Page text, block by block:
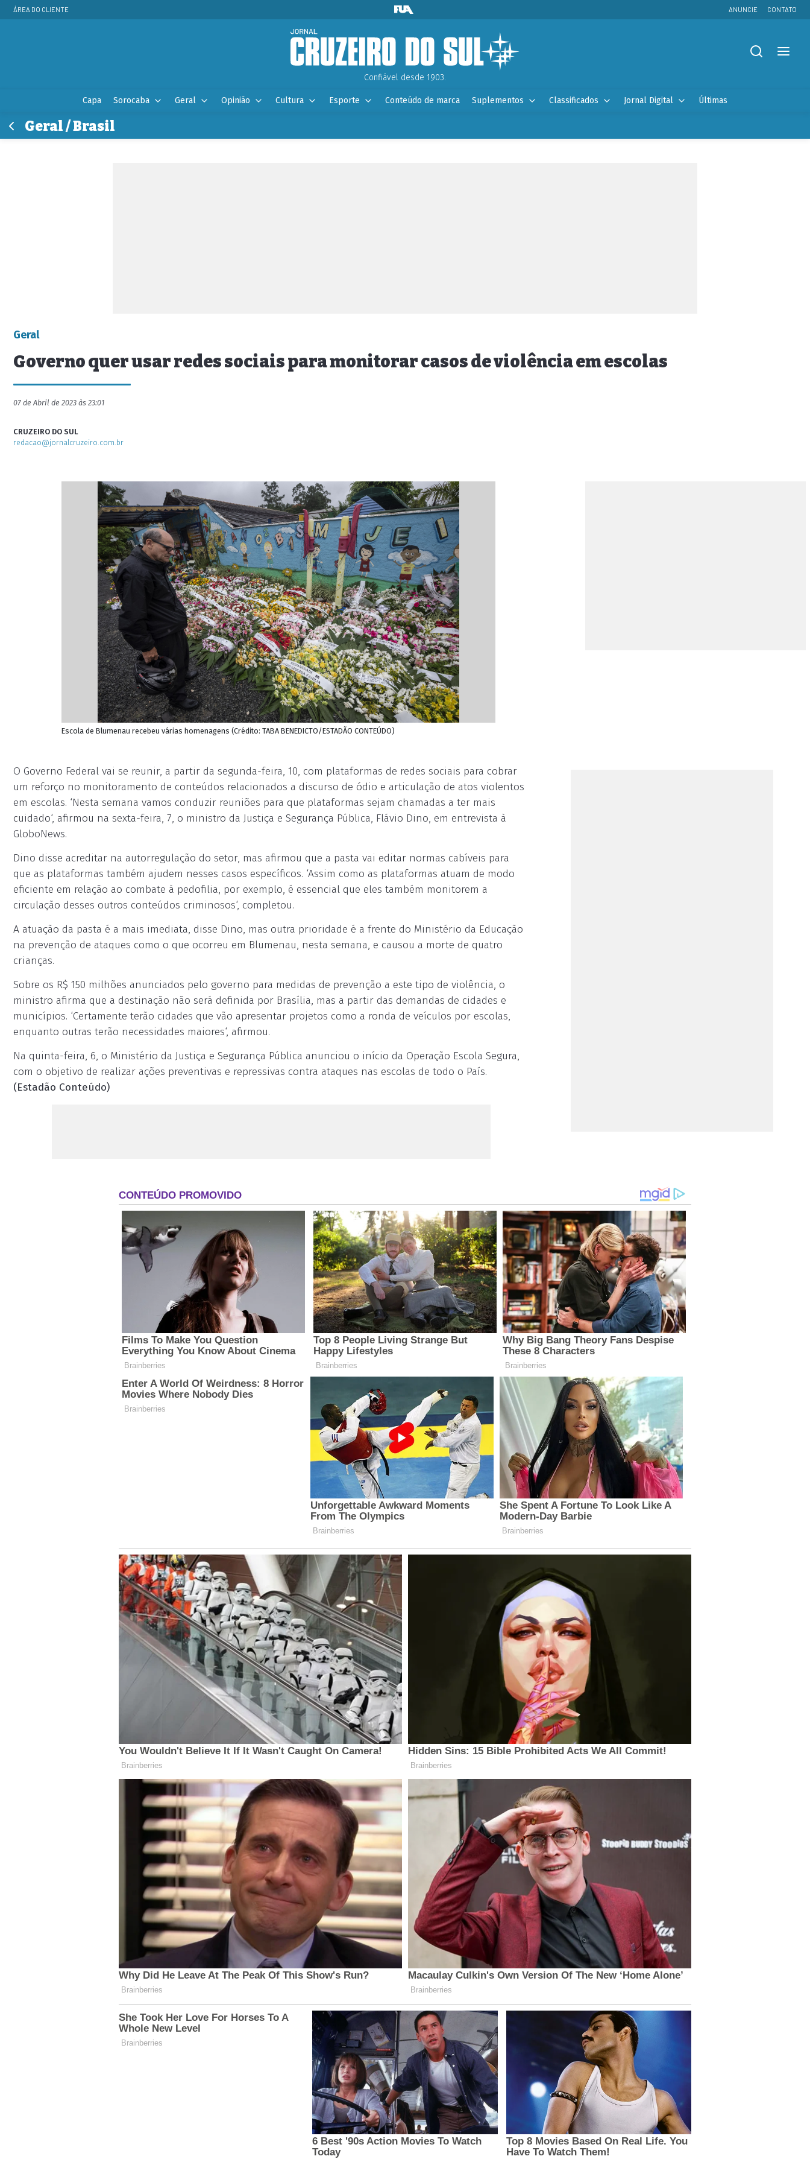
ÁREA DO CLIENTE ANUNCIE CONTATO
Confiável desde 1903.
Capa Sorocaba Geral Opinião Cultura Esporte Conteúdo de marca Suplementos Classificados Jornal Digital Últimas
Geral / Brasil
Geral
Governo quer usar redes sociais para monitorar casos de violência em escolas
07 de Abril de 2023 às 23:01
CRUZEIRO DO SUL
redacao@jornalcruzeiro.com.br
Escola de Blumenau recebeu várias homenagens (Crédito: TABA BENEDICTO/ESTADÃO CONTEÚDO)
O Governo Federal vai se reunir, a partir da segunda-feira, 10, com plataformas de redes sociais para cobrar
um reforço no monitoramento de conteúdos relacionados a discurso de ódio e articulação de atos violentos
em escolas. ‘Nesta semana vamos conduzir reuniões para que plataformas sejam chamadas a ter mais
cuidado‘, afirmou na sexta-feira, 7, o ministro da Justiça e Segurança Pública, Flávio Dino, em entrevista à
GloboNews.
Dino disse acreditar na autorregulação do setor, mas afirmou que a pasta vai editar normas cabíveis para
que as plataformas também ajudem nesses casos específicos. ‘Assim como as plataformas atuam de modo
eficiente em relação ao combate à pedofilia, por exemplo, é essencial que eles também monitorem a
circulação desses outros conteúdos criminosos‘, completou.
A atuação da pasta é a mais imediata, disse Dino, mas outra prioridade é a frente do Ministério da Educação
na prevenção de ataques como o que ocorreu em Blumenau, nesta semana, e causou a morte de quatro
crianças.
Sobre os R$ 150 milhões anunciados pelo governo para medidas de prevenção a este tipo de violência, o
ministro afirma que a destinação não será definida por Brasília, mas a partir das demandas de cidades e
municípios. ‘Certamente terão cidades que vão apresentar projetos como a ronda de veículos por escolas,
enquanto outras terão necessidades maiores‘, afirmou.
Na quinta-feira, 6, o Ministério da Justiça e Segurança Pública anunciou o início da Operação Escola Segura,
com o objetivo de realizar ações preventivas e repressivas contra ataques nas escolas de todo o País.
(Estadão Conteúdo)